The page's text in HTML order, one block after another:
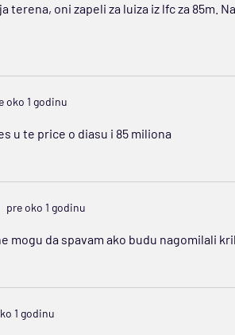
terena, oni zapeli za luiza iz lfc za 85m.
oko 1 godinu
u te price o diasu i 85 miliona
pre oko 1 godinu
mogu da spavam ako budu nagomilali
1 godinu